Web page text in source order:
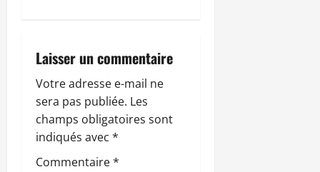
o
n
d
’
Laisser un commentaire
Votre adresse e-mail ne
sera pas publiée. Les
champs obligatoires sont
indiqués avec *
Commentaire*